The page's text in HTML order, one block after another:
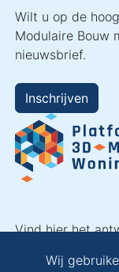
Wilt u op de
Modulaire Bouw
nieuwsbrief.
Inschrijven
Vind hier het
Wij